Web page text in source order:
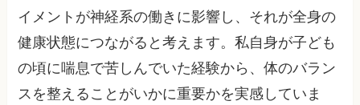
イメントが神経系の働きに影響し、それが全身の
健康状態につながると考えます。私自身が子ども
の頃に喘息で苦しんでいた経験から、体のバラン
スを整えることがいかに重要かを実感していま